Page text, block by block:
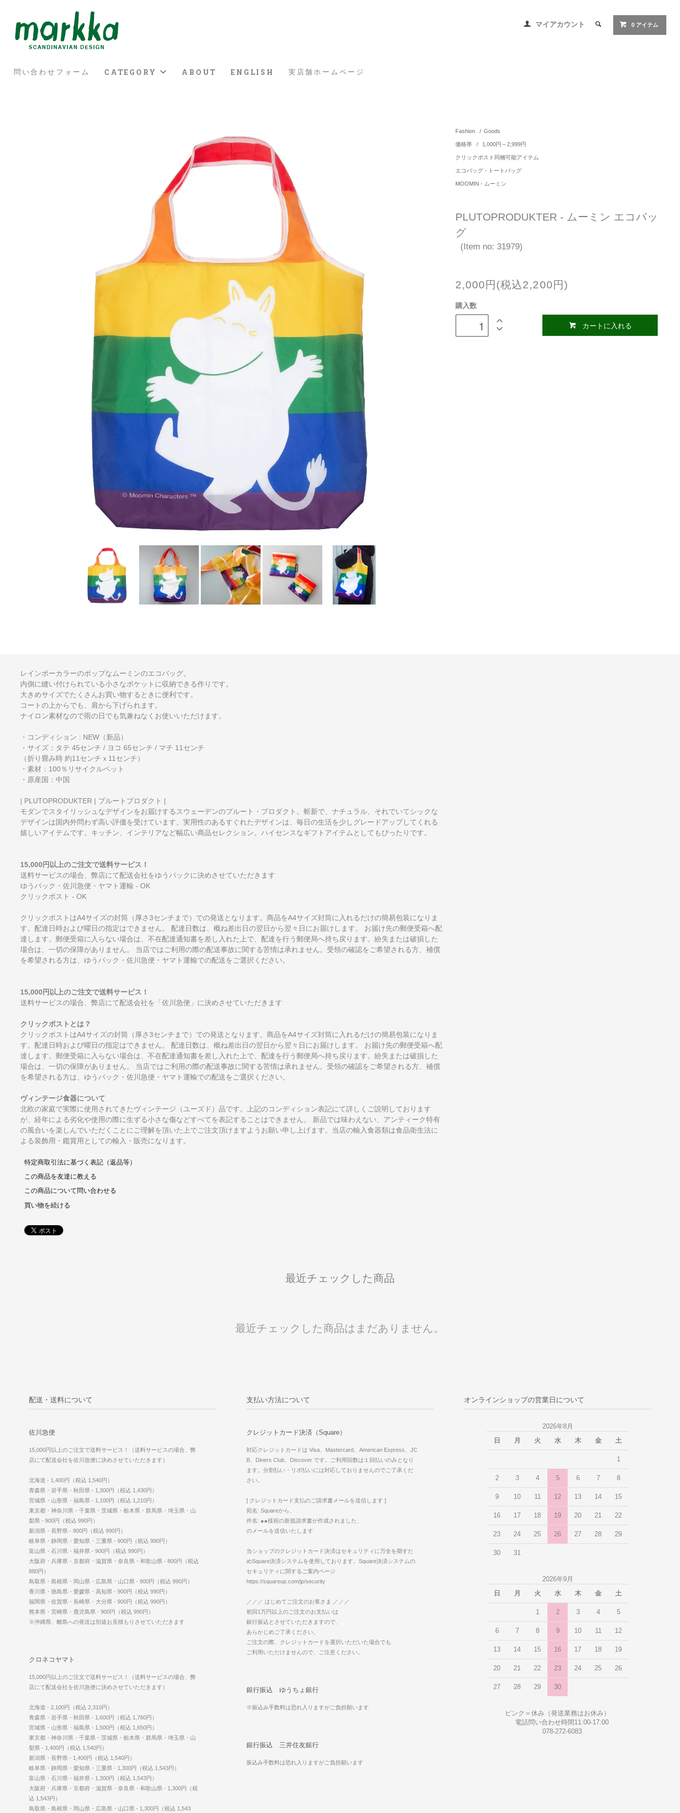
マイアカウント 0 アイテム
問い合わせフォーム CATEGORY ABOUT ENGLISH 実店舗ホームページ
Fashion / Goods
価格帯 / 1,000円～2,999円
クリックポスト同梱可能アイテム
エコバッグ - トートバッグ
MOOMIN - ムーミン
PLUTOPRODUKTER - ムーミン エコバッ
グ
(Item no: 31979)
2,000円(税込2,200円)
購入数
カートに入れる
レインボーカラーのポップなムーミンのエコバッグ。
内側に縫い付けられている小さなポケットに収納できる作りです。
大きめサイズでたくさんお買い物するときに便利です。
コートの上からでも、肩から下げられます。
ナイロン素材なので雨の日でも気兼ねなくお使いいただけます。
・コンディション : NEW（新品）
・サイズ：タテ 45センチ / ヨコ 65センチ / マチ 11センチ
（折り畳み時 約11センチｘ11センチ）
・素材：100％リサイクルペット
・原産国：中国
| PLUTOPRODUKTER | プルートプロダクト |
モダンでスタイリッシュなデザインをお届けするスウェーデンのプルート・プロダクト。斬新で、ナチュラル、それでいてシックな
デザインは国内外問わず高い評価を受けています。実用性のあるすぐれたデザインは、毎日の生活を少しグレードアップしてくれる
嬉しいアイテムです。キッチン、インテリアなど幅広い商品セレクション。ハイセンスなギフトアイテムとしてもぴったりです。
15,000円以上のご注文で送料サービス！
送料サービスの場合、弊店にて配送会社をゆうパックに決めさせていただきます
ゆうパック・佐川急便・ヤマト運輸 - OK
クリックポスト - OK
クリックポストはA4サイズの封筒（厚さ3センチまで）での発送となります。商品をA4サイズ封筒に入れるだけの簡易包装になりま
す。配達日時および曜日の指定はできません。 配達日数は、概ね差出日の翌日から翌々日にお届けします。 お届け先の郵便受箱へ配
達します。郵便受箱に入らない場合は、不在配達通知書を差し入れた上で、配達を行う郵便局へ持ち戻ります。紛失または破損した
場合は、一切の保障がありません。 当店ではご利用の際の配送事故に関する苦情は承れません。受領の確認をご希望される方、補償
を希望される方は、ゆうパック・佐川急便・ヤマト運輸での配送をご選択ください。
15,000円以上のご注文で送料サービス！
送料サービスの場合、弊店にて配送会社を「佐川急便」に決めさせていただきます
クリックポストとは？
クリックポストはA4サイズの封筒（厚さ3センチまで）での発送となります。商品をA4サイズ封筒に入れるだけの簡易包装になりま
す。配達日時および曜日の指定はできません。 配達日数は、概ね差出日の翌日から翌々日にお届けします。 お届け先の郵便受箱へ配
達します。郵便受箱に入らない場合は、不在配達通知書を差し入れた上で、配達を行う郵便局へ持ち戻ります。紛失または破損した
場合は、一切の保障がありません。 当店ではご利用の際の配送事故に関する苦情は承れません。受領の確認をご希望される方、補償
を希望される方は、ゆうパック・佐川急便・ヤマト運輸での配送をご選択ください。
ヴィンテージ食器について
北欧の家庭で実際に使用されてきたヴィンテージ（ユーズド）品です。上記のコンディション表記にて詳しくご説明しております
が、経年による劣化や使用の際に生ずる小さな傷などすべてを表記することはできません。 新品では味わえない、アンティーク特有
の風合いを楽しんでいただくことにご理解を頂いた上でご注文頂けますようお願い申し上げます。当店の輸入食器類は食品衛生法に
よる装飾用・鑑賞用としての輸入・販売になります。
特定商取引法に基づく表記（返品等）
この商品を友達に教える
この商品について問い合わせる
買い物を続ける
最近チェックした商品
最近チェックした商品はまだありません。
配送・送料について
佐川急便
15,000円以上のご注文で送料サービス！（送料サービスの場合、弊
店にて配送会社を佐川急便に決めさせていただきます）
北海道 - 1,400円（税込 1,540円）
青森県・岩手県・秋田県 - 1,300円（税込 1,430円）
宮城県・山形県・福島県 - 1,100円（税込 1,210円）
東京都・神奈川県・千葉県・茨城県・栃木県・群馬県・埼玉県・山
梨県 - 900円（税込 990円）
新潟県・長野県 - 900円（税込 990円）
岐阜県・静岡県・愛知県・三重県 - 900円（税込 990円）
富山県・石川県・福井県 - 900円（税込 990円）
大阪府・兵庫県・京都府・滋賀県・奈良県・和歌山県 - 800円（税込
880円）
鳥取県・島根県・岡山県・広島県・山口県 - 900円（税込 990円）
香川県・徳島県・愛媛県・高知県 - 900円（税込 990円）
福岡県・佐賀県・長崎県・大分県 - 900円（税込 990円）
熊本県・宮崎県・鹿児島県 - 900円（税込 990円）
※沖縄県、離島への発送は別途お見積もりさせていただきます
クロネコヤマト
15,000円以上のご注文で送料サービス！（送料サービスの場合、弊
店にて配送会社を佐川急便に決めさせていただきます）
北海道 - 2,100円（税込 2,310円）
青森県・岩手県・秋田県 - 1,600円（税込 1,760円）
宮城県・山形県・福島県 - 1,500円（税込 1,650円）
東京都・神奈川県・千葉県・茨城県・栃木県・群馬県・埼玉県・山
梨県 - 1,400円（税込 1,540円）
新潟県・長野県 - 1,400円（税込 1,540円）
岐阜県・静岡県・愛知県・三重県 - 1,300円（税込 1,543円）
富山県・石川県・福井県 - 1,300円（税込 1,543円）
大阪府・兵庫県・京都府・滋賀県・奈良県・和歌山県 - 1,300円（税
込 1,543円）
鳥取県・島根県・岡山県・広島県・山口県 - 1,300円（税込 1,543
支払い方法について
クレジットカード決済（Square）
対応クレジットカードは Visa、Mastercard、American Express、JC
B、Diners Club、Discover です。ご利用回数は１回払いのみとなり
ます。分割払い・リボ払いには対応しておりませんのでご了承くだ
さい。
[ クレジットカード支払のご請求書メールを送信します ]
宛名: Squareから、
件名: ●●様宛の新規請求書が作成されました、
のメールを送信いたします
当ショップのクレジットカード決済はセキュリティに万全を期すた
めSquare決済システムを使用しております。Square決済システムの
セキュリティに関するご案内ページ
https://squareup.com/jp/security
／／／ はじめてご注文のお客さま ／／／
初回1万円以上のご注文のお支払いは
銀行振込とさせていただきますので、
あらかじめご了承ください。
ご注文の際、クレジットカードを選択いただいた場合でも
ご利用いただけませんので、ご注意ください。
銀行振込 ゆうちょ銀行
※振込み手数料は恐れ入りますがご負担願います
銀行振込 三井住友銀行
振込み手数料は恐れ入りますがご負担願います
オンラインショップの営業日について
2026年8月
日
月 火 水 木 金 土
1
2 3 4 5 6 7 8
9 10 11 12 13 14 15
16 17 18 19 20 21 22
23 24 25 26 27 28 29
30 31
2026年9月
日
月 火 水 木 金 土
1 2 3 4 5
6 7 8 9 10 11 12
13 14 15 16 17 18 19
20 21 22 23 24 25 26
27 28 29 30
ピンク＝休み（発送業務はお休み）
電話問い合わせ時間11:00-17:00
078-272-6083